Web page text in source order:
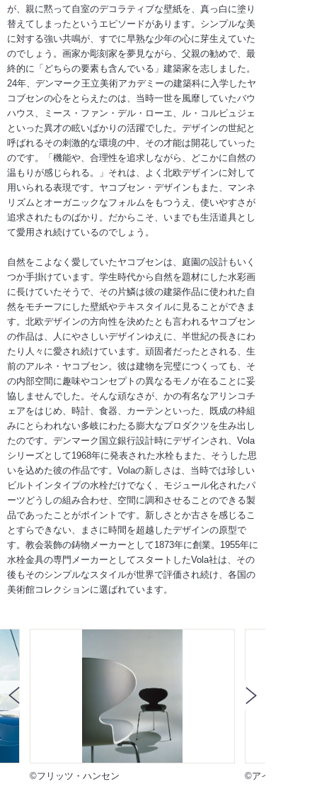
が、親に黙って自室のデコラティブな壁紙を、真っ白に塗り
替えてしまったというエピソードがあります。シンプルな美
に対する強い共鳴が、すでに早熟な少年の心に芽生えていた
のでしょう。画家か彫刻家を夢見ながら、父親の勧めで、最
終的に「どちらの要素も含んでいる」建築家を志しました。
24年、デンマーク王立美術アカデミーの建築科に入学したヤ
コブセンの心をとらえたのは、当時一世を風靡していたバウ
ハウス、ミース・ファン・デル・ローエ、ル・コルビュジェ
といった異才の眩いばかりの活躍でした。デザインの世紀と
呼ばれるその刺激的な環境の中、その才能は開花していった
のです。「機能や、合理性を追求しながら、どこかに自然の
温もりが感じられる。」それは、よく北欧デザインに対して
用いられる表現です。ヤコブセン・デザインもまた、マンネ
リズムとオーガニックなフォルムをもつうえ、使いやすさが
追求されたものばかり。だからこそ、いまでも生活道具とし
て愛用され続けているのでしょう。
自然をこよなく愛していたヤコブセンは、庭園の設計もいく
つか手掛けています。学生時代から自然を題材にした水彩画
に長けていたそうで、その片鱗は彼の建築作品に使われた自
然をモチーフにした壁紙やテキスタイルに見ることができま
す。北欧デザインの方向性を決めたとも言われるヤコブセン
の作品は、人にやさしいデザインゆえに、半世紀の長きにわ
たり人々に愛され続けています。頑固者だったとされる、生
前のアルネ・ヤコブセン。彼は建物を完璧につくっても、そ
の内部空間に趣味やコンセプトの異なるモノが在ることに妥
協しませんでした。そんな頑なさが、かの有名なアリンコチ
ェアをはじめ、時計、食器、カーテンといった、既成の枠組
みにとらわれない多岐にわたる膨大なプロダクツを生み出し
たのです。デンマーク国立銀行設計時にデザインされ、Vola
シリーズとして1968年に発表された水栓もまた、そうした思
いを込めた彼の作品です。Volaの新しさは、当時では珍しい
ビルトインタイプの水栓だけでなく、モジュール化されたパ
ーツどうしの組み合わせ、空間に調和させることのできる製
品であったことがポイントです。新しさとか古さを感じるこ
とすらできない、まさに時間を超越したデザインの原型で
す。教会装飾の鋳物メーカーとして1873年に創業。1955年に
水栓金具の専門メーカーとしてスタートしたVola社は、その
後もそのシンプルなスタイルが世界で評価され続け、各国の
美術館コレクションに選ばれています。
©フリッツ・ハンセン ©アイ・ネクス